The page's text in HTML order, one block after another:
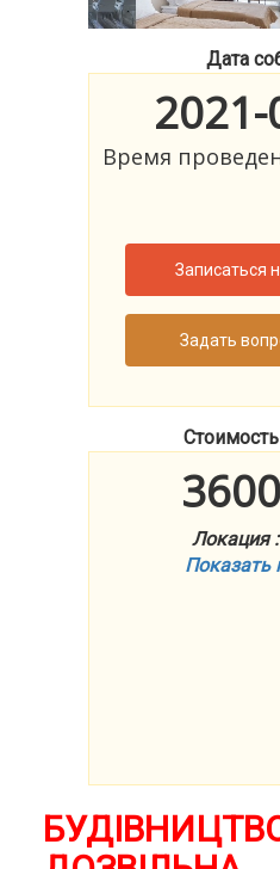
Дата
2021-
Время
Записаться
Задать
Стоимость
Локация
Показать